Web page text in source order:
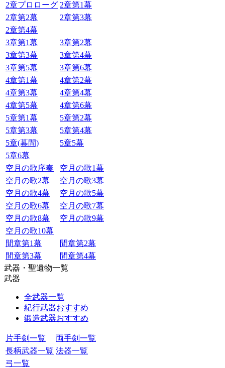
2章プロローグ 2章第1幕
2章第2幕
2章第3幕
2章第4幕
3章第1幕
3章第2幕
3章第3幕
3章第4幕
3章第5幕
3章第6幕
4章第1幕
4章第2幕
4章第3幕
4章第4幕
4章第5幕
4章第6幕
5章第1幕
5章第2幕
5章第3幕
5章第4幕
5章(幕間)
5章5幕
5章6幕
空月の歌序奏
空月の歌1幕
空月の歌2幕
空月の歌3幕
空月の歌4幕
空月の歌5幕
空月の歌6幕
空月の歌7幕
空月の歌8幕
空月の歌9幕
空月の歌10幕
間章第1幕
間章第2幕
間章第3幕
間章第4幕
武器・聖遺物一覧
武器
全武器一覧
紀行武器おすすめ
鍛造武器おすすめ
片手剣一覧
両手剣一覧
長柄武器一覧 法器一覧
弓一覧